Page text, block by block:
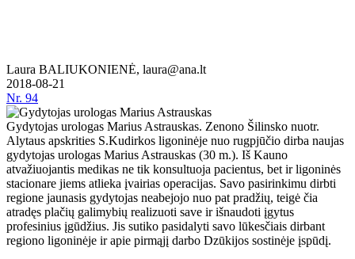
Laura BALIUKONIENĖ, laura@ana.lt
2018-08-21
Nr. 94
Gydytojas urologas Marius Astrauskas. Zenono Šilinsko nuotr.
Alytaus apskrities S.Kudirkos ligoninėje nuo rugpjūčio dirba naujas
gydytojas urologas Marius Astrauskas (30 m.). Iš Kauno
atvažiuojantis medikas ne tik konsultuoja pacientus, bet ir ligoninės
stacionare jiems atlieka įvairias operacijas. Savo pasirinkimu dirbti
regione jaunasis gydytojas neabejojo nuo pat pradžių, teigė čia
atradęs plačių galimybių realizuoti save ir išnaudoti įgytus
profesinius įgūdžius. Jis sutiko pasidalyti savo lūkesčiais dirbant
regiono ligoninėje ir apie pirmąjį darbo Dzūkijos sostinėje įspūdį.